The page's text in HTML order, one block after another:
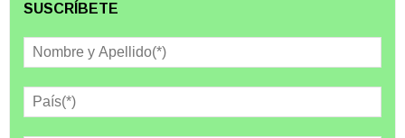
SUSCRÍBETE